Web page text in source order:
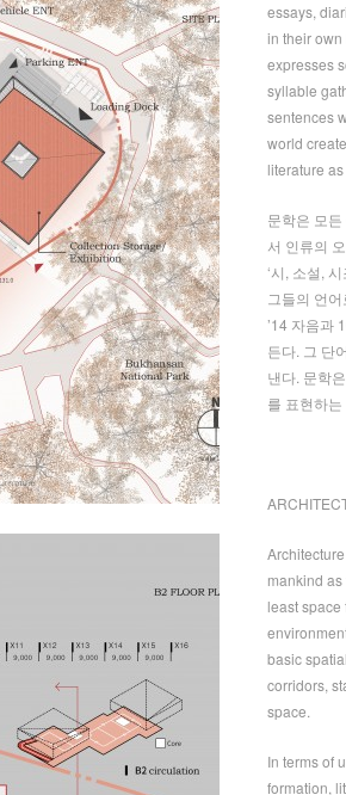
essays,
in their own
expresses
syllable
sentences
world
literature
문학은 모
서 인류의
‘시, 소설,
그들의 언
’14 자음과
든다. 그 단
낸다. 문학
를 표현하
mankind
least space
basic
corridors,
space.
In terms of
formation,